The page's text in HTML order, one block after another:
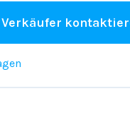
Verkäufer